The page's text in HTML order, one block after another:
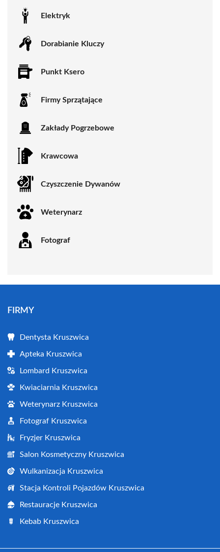
Elektryk
Dorabianie Kluczy
Punkt Ksero
Firmy Sprzątające
Zakłady Pogrzebowe
Krawcowa
Czyszczenie Dywanów
Weterynarz
Fotograf
FIRMY
Dentysta Kruszwica
Apteka Kruszwica
Lombard Kruszwica
Kwiaciarnia Kruszwica
Weterynarz Kruszwica
Fotograf Kruszwica
Fryzjer Kruszwica
Salon Kosmetyczny Kruszwica
Wulkanizacja Kruszwica
Stacja Kontroli Pojazdów Kruszwica
Restauracje Kruszwica
Kebab Kruszwica